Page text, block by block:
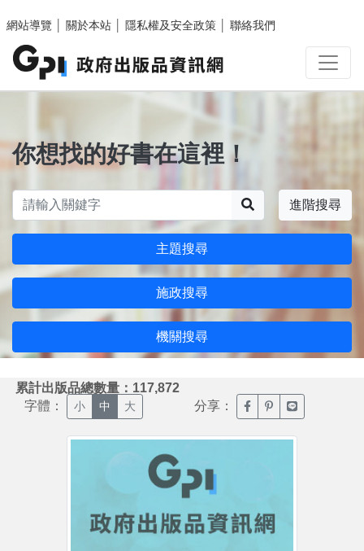
網站導覽
關於本站 隱私權及安全政策 聯絡我們
你想找的好書在這裡！
進階搜尋
主題搜尋
施政搜尋
機關搜尋
累計出版品總數量：117,872
字體： 小 中 大 分享： 臉書分享(另開新視窗)
噗浪分享(另開新
Line分享(另